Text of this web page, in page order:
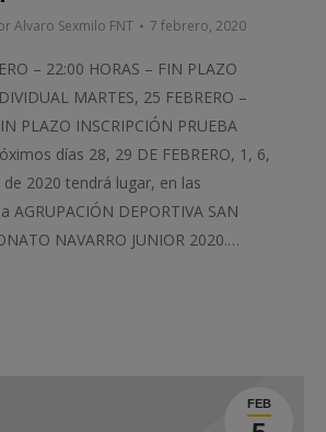
Alvaro Sexmilo FNT 7 febrero, 2020
– 22:00 HORAS – FIN PLAZO
MARTES, 25 FEBRERO –
PLAZO INSCRIPCIÓN PRUEBA
días 28, 29 DE FEBRERO, 1, 6,
de 2020 tendrá lugar, en las
AGRUPACIÓN DEPORTIVA SAN
NAVARRO JUNIOR 2020.…
FEB